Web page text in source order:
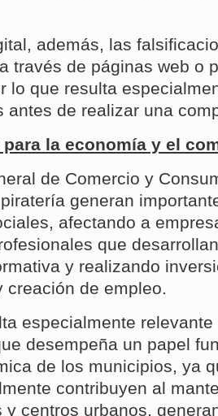
además, las
través de páginas web o
lo que resulta
antes de realizar una
la economía y el
de Comercio y
generan
afectando a
que
y realizando
creación de empleo.
especialmente
desempeña un papel
de los municipios, ya
contribuyen al
y centros urbanos,